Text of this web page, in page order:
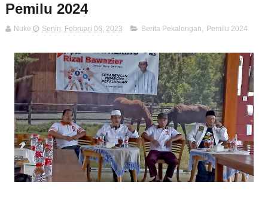
Pemilu 2024
Nuke Senin, Februari 06, 2023 Berita Pekalongan, Pemilu 2024